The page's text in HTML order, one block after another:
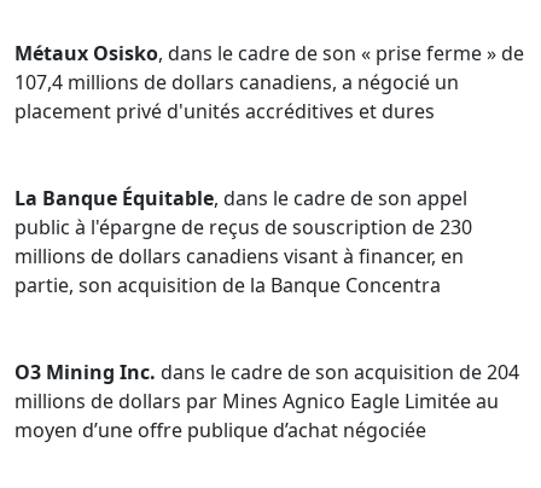
Métaux Osisko, dans le cadre de son « prise ferme » de
107,4 millions de dollars canadiens, a négocié un
placement privé d'unités accréditives et dures
La Banque Équitable, dans le cadre de son appel
public à l'épargne de reçus de souscription de 230
millions de dollars canadiens visant à financer, en
partie, son acquisition de la Banque Concentra
O3 Mining Inc. dans le cadre de son acquisition de 204
millions de dollars par Mines Agnico Eagle Limitée au
moyen d’une offre publique d’achat négociée